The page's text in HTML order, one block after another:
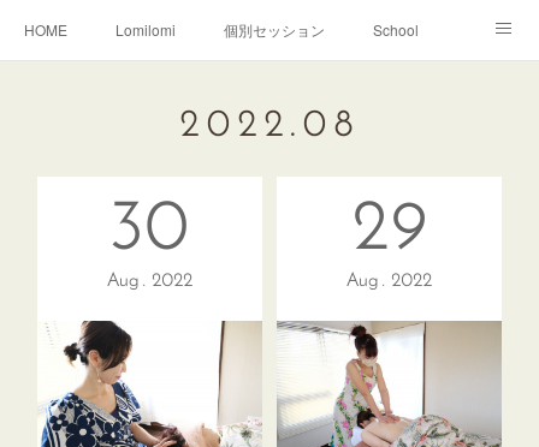
HOME Lomilomi 個別セッション School
2022 . 08
30
Aug 2022
29
Aug 2022